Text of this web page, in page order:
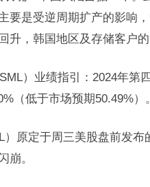
要是受逆周期扩产的影响
升，韩国地区及存储客户的
）业绩指引：2024年第
（低于市场预期50.49%）。
）原定于周三美股盘前发
崩。